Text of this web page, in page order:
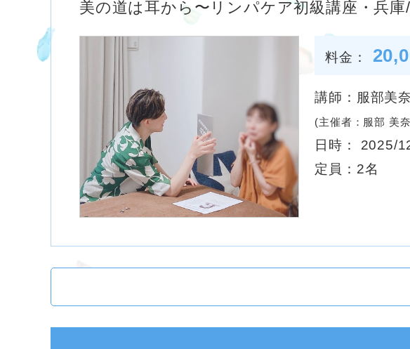
美の道は耳から〜リンパケア初級講座・兵庫
料金：
講師：服部美奈
(主催者：服部 美
日時： 2025/
定員：2名